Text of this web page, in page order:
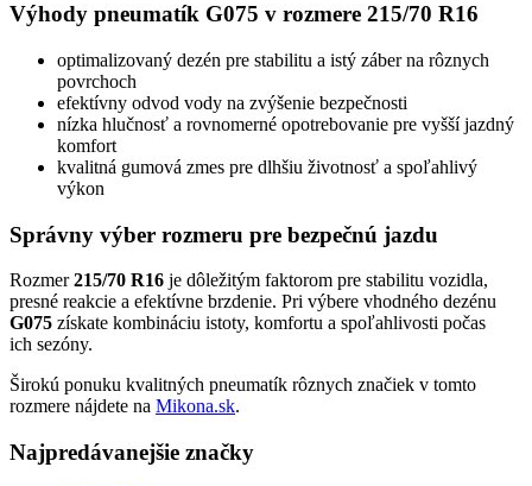
Výhody pneumatík G075 v rozmere 215/70 R16
optimalizovaný dezén pre stabilitu a istý záber na rôznych
povrchoch
efektívny odvod vody na zvýšenie bezpečnosti
nízka hlučnosť a rovnomerné opotrebovanie pre vyšší jazdný
komfort
kvalitná gumová zmes pre dlhšiu životnosť a spoľahlivý
výkon
Správny výber rozmeru pre bezpečnú jazdu
Rozmer215/70 R16 je dôležitým faktorom pre stabilitu vozidla,
presné reakcie a efektívne brzdenie. Pri výbere vhodného dezénu
G075 získate kombináciu istoty, komfortu a spoľahlivosti počas
ich sezóny.
Širokú ponuku kvalitných pneumatík rôznych značiek v tomto
rozmere nájdete na Mikona.sk.
Najpredávanejšie značky